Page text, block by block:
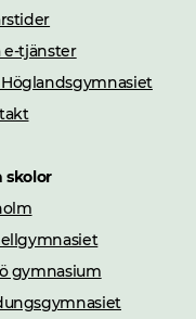
e-tjänster
skolor
gymnasium